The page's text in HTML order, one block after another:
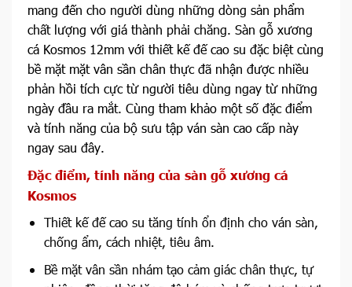
mang đến cho người dùng những dòng sản phẩm
chất lượng với giá thành phải chăng. Sàn gỗ xương
cá Kosmos 12mm với thiết kế đế cao su đặc biệt cùng
bề mặt mặt vân sần chân thực đã nhận được nhiều
phản hồi tích cực từ người tiêu dùng ngay từ những
ngày đầu ra mắt. Cùng tham khảo một số đặc điểm
và tính năng của bộ sưu tập ván sàn cao cấp này
ngay sau đây.
Đặc điểm, tính năng của sàn gỗ xương cá
Kosmos
Thiết kế đế cao su tăng tính ổn định cho ván sàn,
chống ẩm, cách nhiệt, tiêu âm.
Bề mặt vân sần nhám tạo cảm giác chân thực, tự